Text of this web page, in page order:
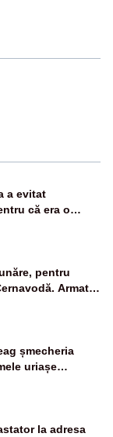
a evitat
că era o
fondurile de
pentru
Armata
devia apa
șmecheria
uriașe
la adresa